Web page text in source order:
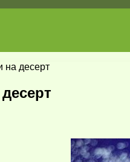
десерт